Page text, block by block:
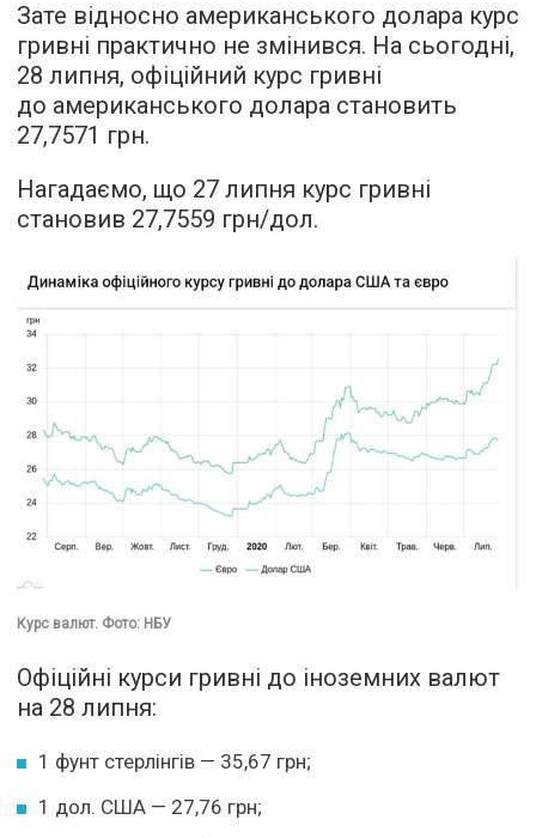
Зате відносно американського долара курс
гривні практично не змінився. На сьогодні,
28 липня, офіційний курс гривні
до американського долара становить
27,7571 грн.
Нагадаємо, що 27 липня курс гривні
становив 27,7559 грн/дол.
Курс валют. Фото: НБУ
Офіційні курси гривні до іноземних валют
на 28 липня:
1 фунт стерлінгів — 35,67 грн;
1 дол. США — 27,76 грн;